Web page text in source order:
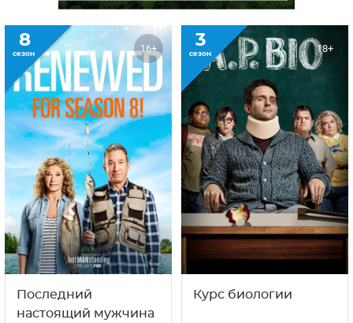
8
сезон 16+
Последний
настоящий мужчина
3
сезон 18+
Курс биологии